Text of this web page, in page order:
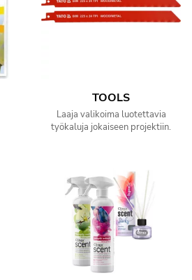
TOOLS
Laaja valikoima luotettavia
työkaluja jokaiseen projektiin.